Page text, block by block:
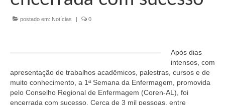
Conselheiros e Diretoria
Governança
postado em: Notícias | 0
Após dias
intensos, com
apresentação de trabalhos acadêmicos, palestras, cursos e de
muito conhecimento, a 1ª Semana da Enfermagem, promovida
pelo Conselho Regional de Enfermagem (Coren-AL), foi
encerrada com sucesso. Cerca de 3 mil pessoas, entre